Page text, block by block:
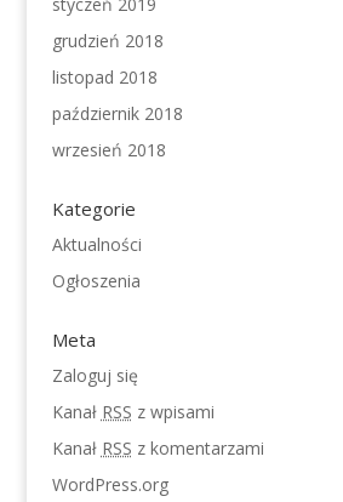
styczeń 2019
grudzień 2018
listopad 2018
październik 2018
wrzesień 2018
Kategorie
Aktualności
Ogłoszenia
Meta
Zaloguj się
Kanał RSS z wpisami
Kanał RSS z komentarzami
WordPress.org